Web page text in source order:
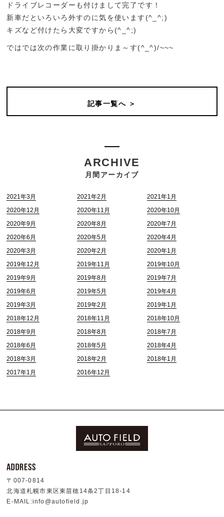
ドライブレコーダーも付けまして完了です！
新車だといろいろ外すのに気を使います(^_^;)
キズなど付けたら大変ですから(^_^;)
ではでは次の作業に取り掛かりま～す(^_^)/~~~
記事一覧へ ＞
ARCHIVE
月間アーカイブ
2021年3月 2021年2月
2021年1月
2020年12月
2020年11月
2020年10月
2020年9月
2020年8月
2020年7月
2020年6月
2020年5月
2020年4月
2020年3月
2020年2月
2020年1月
2019年12月
2019年11月
2019年10月
2019年9月
2019年8月
2019年7月
2019年6月
2019年5月
2019年4月
2019年3月
2019年2月
2019年1月
2018年12月
2018年11月
2018年10月
2018年9月
2018年8月
2018年7月
2018年6月
2018年5月
2018年4月
2018年3月
2018年2月
2018年1月
2017年1月
2016年12月
〒007-0814
北海道札幌市東区東苗穂14条2丁目18-14
E-MAIL:info@autofield.jp